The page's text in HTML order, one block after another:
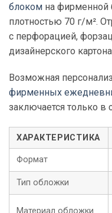
блоком на фирменной
плотностью 70 г/м².
с перфорацией,
дизайнерского
Возможная
фирменных
заключается только в
ХАРАКТЕРИСТИКА
Формат
Тип обложки
Материал обложки